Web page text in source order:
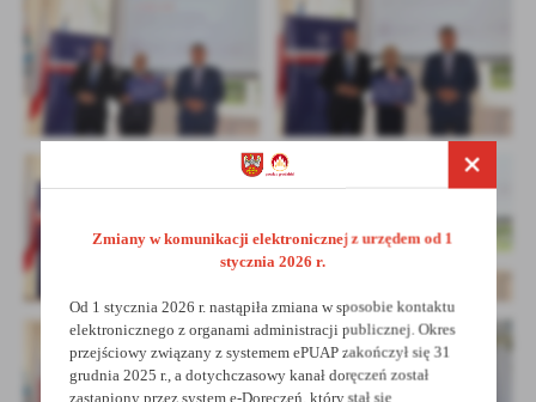
Zmiany w komunikacji elektronicznej z urzędem od 1
stycznia 2026 r.
Od 1 stycznia 2026 r. nastąpiła zmiana w sposobie kontaktu
elektronicznego z organami administracji publicznej. Okres
przejściowy związany z systemem ePUAP zakończył się 31
grudnia 2025 r., a dotychczasowy kanał doręczeń został
zastąpiony przez system e-Doręczeń, który stał się